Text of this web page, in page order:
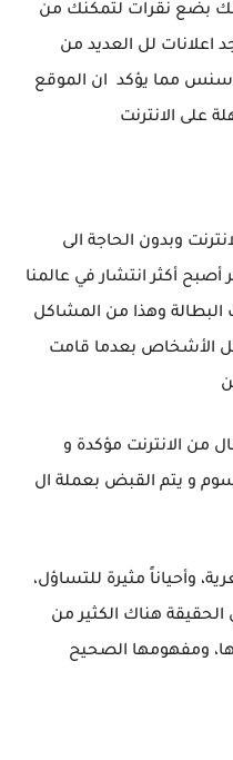
بضع نقرات لتمكنك من
اعلانات لل العديد من
مما يؤكد ان الموقع
الانترنت
وبدون الحاجة الى
أكثر انتشار في عالمنا
البطالة وهذا من المشاكل
الأشخاص بعدما قامت
من الانترنت مؤكدة و
و يتم القبض بعملة ال
وأحياناً مثيرة للتساؤل،
هناك الكثير من
ومفهومها الصحيح